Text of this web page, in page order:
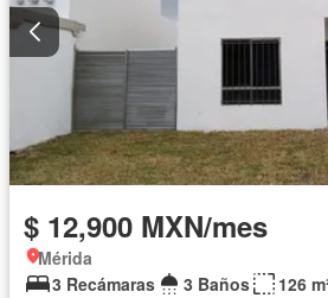
$ 12,900 MXN/mes
Mérida
3 Recámaras
3 Baños
126